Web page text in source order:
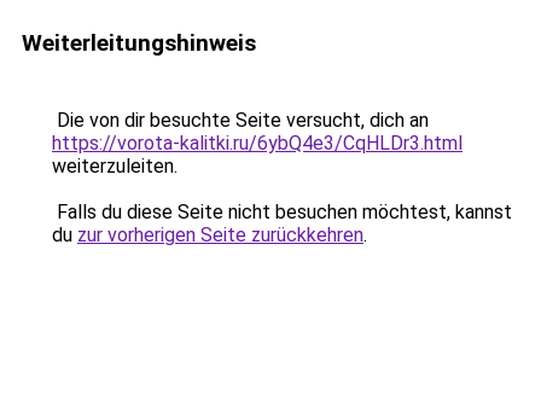
Weiterleitungshinweis
Die von dir besuchte Seite versucht, dich an
https://vorota-kalitki.ru/6ybQ4e3/CqHLDr3.html
weiterzuleiten.
Falls du diese Seite nicht besuchen möchtest, kannst
du zur vorherigen Seite zurückkehren.